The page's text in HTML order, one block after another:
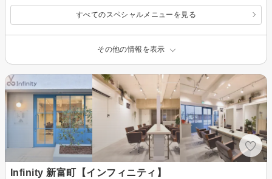
すべてのスペシャルメニューを見る
その他の情報を表示
Infinity 新富町【インフィニティ】